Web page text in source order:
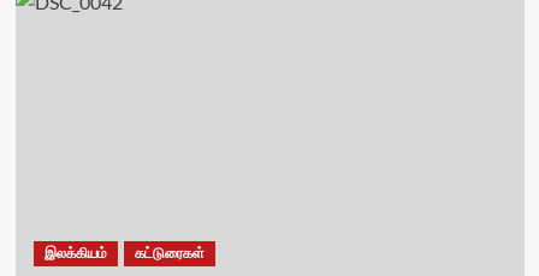
இலக்கியம் கட்டுரைகள்